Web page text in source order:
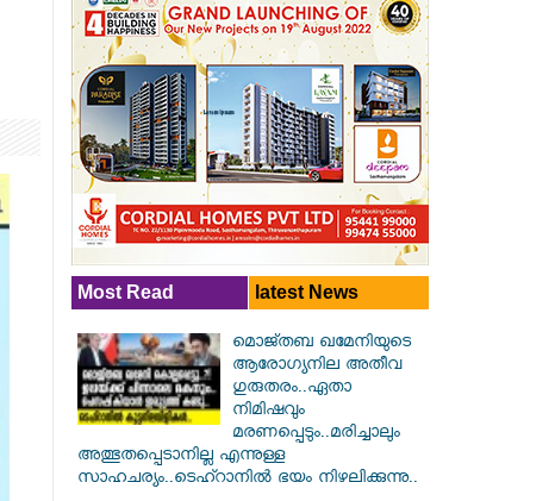
Most Read latest News
മൊജ്തബ ഖമേനിയുടെ
ആരോഗ്യനില അതീവ
ഗുരുതരം..ഏതാ
നിമിഷവും
മരണപ്പെടും..മരിച്ചാലും
അത്ഭുതപ്പെടാനില്ല എന്നുള്ള
സാഹചര്യം..ടെഹ്റാനിൽ ഭയം നിഴലിക്കുന്നു..